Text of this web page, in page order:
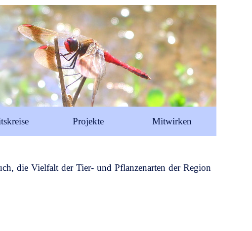
Projekte Mitwirken
die Vielfalt der Tier- und Pflanzenarten der Region